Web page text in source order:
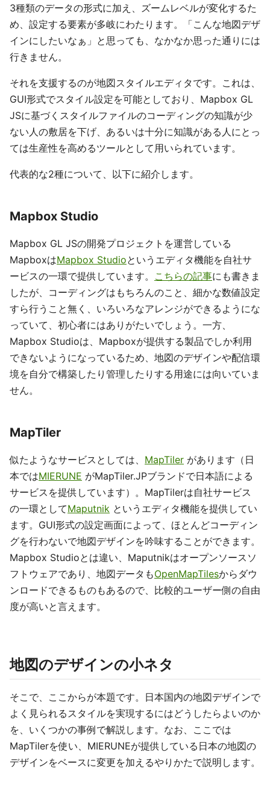
3種類のデータの形式に加え、ズームレベルが変化するた
め、設定する要素が多岐にわたります。「こんな地図デザ
インにしたいなぁ」と思っても、なかなか思った通りには
行きません。
それを支援するのが地図スタイルエディタです。これは、
GUI形式でスタイル設定を可能としており、Mapbox GL
JSに基づくスタイルファイルのコーディングの知識が少
ない人の敷居を下げ、あるいは十分に知識がある人にとっ
ては生産性を高めるツールとして用いられています。
代表的な2種について、以下に紹介します。
Mapbox Studio
Mapbox GL JSの開発プロジェクトを運営している
MapboxはMapbox Studioというエディタ機能を自社サ
ービスの一環で提供しています。 こちらの記事にも書きま
したが、コーディングはもちろんのこと、細かな数値設定
すら行うこと無く、いろいろなアレンジができるようにな
っていて、初心者にはありがたいでしょう。一方、
Mapbox Studioは、Mapboxが提供する製品でしか利用
できないようになっているため、地図のデザインや配信環
境を自分で構築したり管理したりする用途には向いていま
せん。
MapTiler
似たようなサービスとしては、 MapTiler があります（日
本ではMIERUNE がMapTiler.JPブランドで日本語による
サービスを提供しています）。MapTilerは自社サービス
の一環としてMaputnik というエディタ機能を提供してい
ます。GUI形式の設定画面によって、ほとんどコーディン
グを行わないで地図デザインを吟味することができます。
Mapbox Studioとは違い、Maputnikはオープンソースソ
フトウェアであり、地図データもOpenMapTilesからダウ
ンロードできるものもあるので、比較的ユーザー側の自由
度が高いと言えます。
地図のデザインの小ネタ
そこで、ここからが本題です。日本国内の地図デザインで
よく見られるスタイルを実現するにはどうしたらよいのか
を、いくつかの事例で解説します。なお、ここでは
MapTilerを使い、MIERUNEが提供している日本の地図の
デザインをベースに変更を加えるやりかたで説明します。